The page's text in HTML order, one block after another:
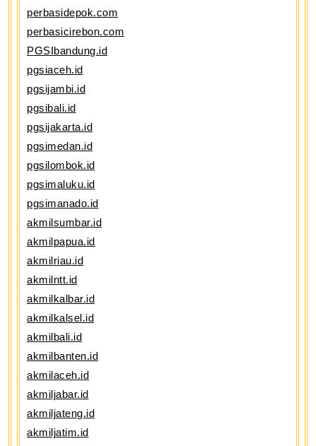
perbasidepok.com
perbasicirebon.com
PGSIbandung.id
pgsiaceh.id
pgsijambi.id
pgsibali.id
pgsijakarta.id
pgsimedan.id
pgsilombok.id
pgsimaluku.id
pgsimanado.id
akmilsumbar.id
akmilpapua.id
akmilriau.id
akmilntt.id
akmilkalbar.id
akmilkalsel.id
akmilbali.id
akmilbanten.id
akmilaceh.id
akmiljabar.id
akmiljateng.id
akmiljatim.id